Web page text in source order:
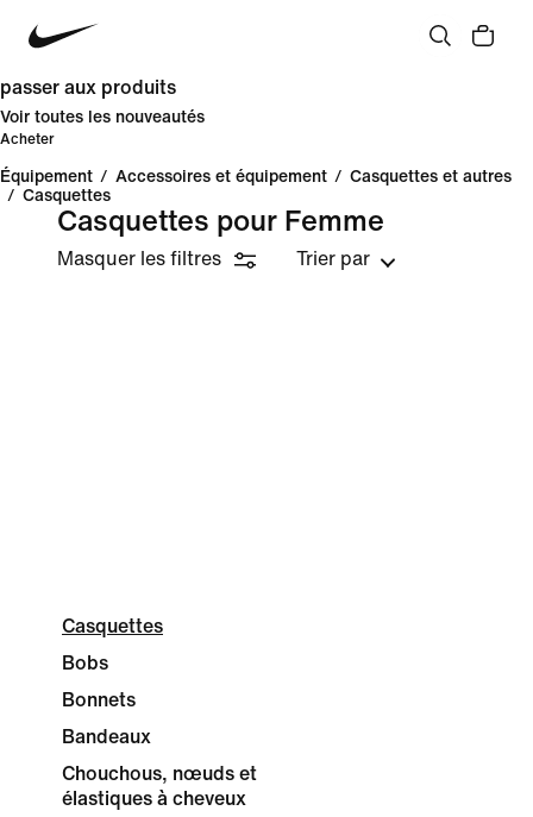
passer aux produits
Voir toutes les nouveautés
Acheter
Équipement / Accessoires et équipement / Casquettes et autres
/ Casquettes
Casquettes pour Femme
Masquer les filtres Trier par
Casquettes
Bobs
Bonnets
Bandeaux
Chouchous, nœuds et
élastiques à cheveux